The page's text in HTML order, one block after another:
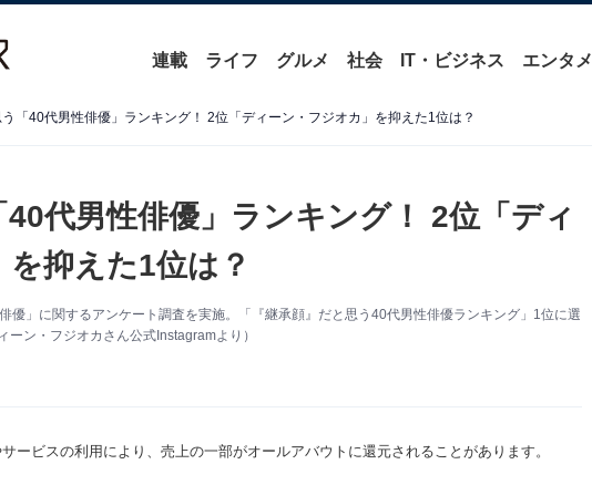
連載 ライフ グルメ 社会 IT・ビジネス エンタメ
「40代男性俳優」ランキング！ 2位「ディーン・フジオカ」を抑えた1位は？
代男性俳優」ランキング！ 2位「ディ
抑えた1位は？
優」に関するアンケート調査を実施。「『継承顔』だと思う40代男性俳優ランキング」1位に選
ン・フジオカさん公式Instagramより）
ービスの利用により、売上の一部がオールアバウトに還元されることがあります。